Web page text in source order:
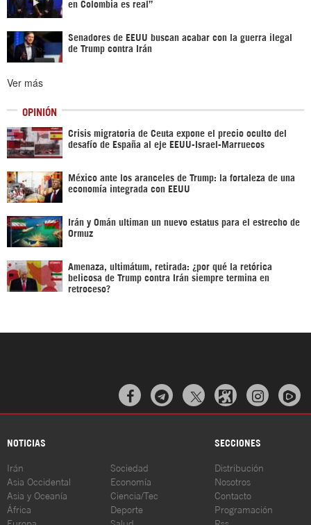
en Colombia es real”
Senadores de EEUU buscan acabar con la guerra ilegal
de Trump contra Irán
Ver más
OPINIÓN
Crisis migratoria de Ceuta expone el precio oculto del
desafío de España al eje EEUU-Israel-Marruecos
México ante los aranceles de Trump: la fortaleza de una
economía integrada con EEUU
Irán y Omán ultiman un nuevo estatus para el estrecho de
Ormuz
Amenaza, ultimátum, retirada: ¿por qué la retórica
belicosa de Trump contra Irán siempre termina en
retroceso?
  
NOTICIAS SECCIONES
Irán
Asia Occidental
Asia y Oceanía
África
Europa
Sociedad
Economía
Ciencia/Tec
Deporte
Salud
Distribución
Nosotros
Contacto
Programación
Rss